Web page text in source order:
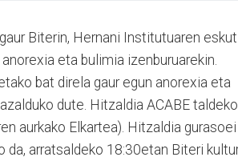
Biterin, Hernani Institutuaren
eta bulimia izenburuarekin.
bat direla gaur egun anorexia eta
dute. Hitzaldia ACABE taldeko
aurkako Elkartea). Hitzaldia gurasoei
da, arratsaldeko 18:30etan Biteri